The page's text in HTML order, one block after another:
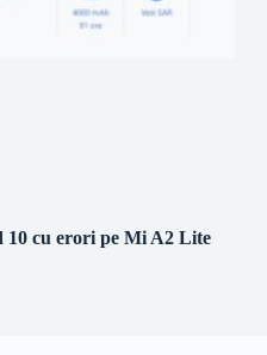
cu erori pe Mi A2 Lite